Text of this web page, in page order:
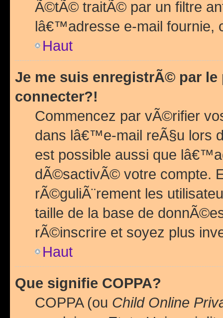
Ã©tÃ© traitÃ© par un filtre
lâ€™adresse e-mail fournie,
Haut
Je me suis enregistrÃ© par
connecter?!
Commencez par vÃ©rifier
dans lâ€™e-mail reÃ§u lors
est possible aussi que
dÃ©sactivÃ© votre compte.
rÃ©guliÃ¨rement les
taille de la base de
rÃ©inscrire et soyez plus
Haut
Que signifie COPPA?
COPPA (ou Child Online